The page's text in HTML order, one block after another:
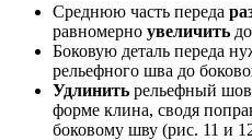
Среднюю часть переда
равномерно увеличить
Боковую деталь переда
рельефного шва до
Удлинить рельефный
форме клина, сводя
боковому шву (рис. 11 и